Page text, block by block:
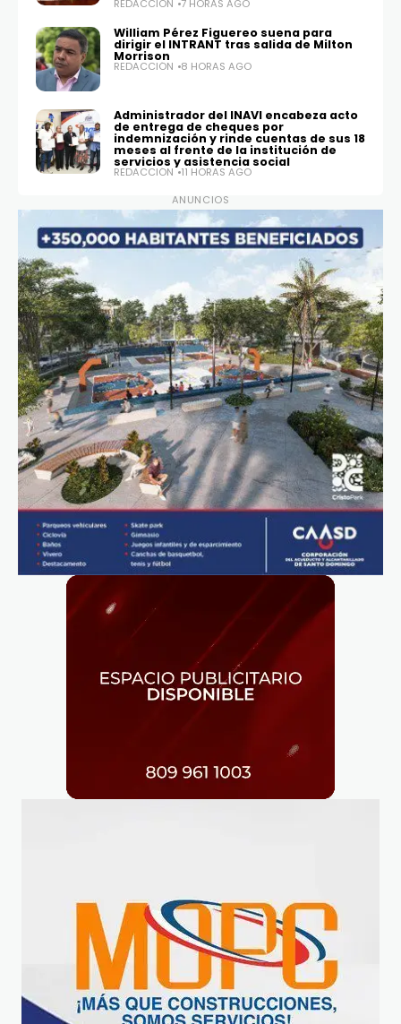
REDACCIÓN 7 HORAS AGO
William Pérez Figuereo suena para
dirigir el INTRANT tras salida de Milton
Morrison
REDACCIÓN 8 HORAS AGO
Administrador del INAVI encabeza acto
de entrega de cheques por
indemnización y rinde cuentas de sus 18
meses al frente de la institución de
servicios y asistencia social
REDACCIÓN
11 HORAS AGO
ANUNCIOS